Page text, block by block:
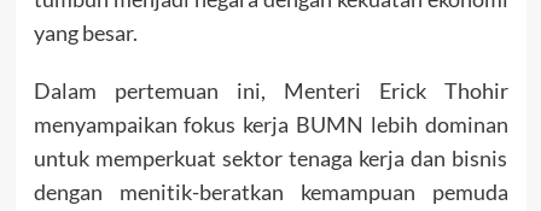
yang besar.
Dalam pertemuan ini, Menteri Erick Thohir
menyampaikan fokus kerja BUMN lebih dominan
untuk memperkuat sektor tenaga kerja dan bisnis
dengan menitik-beratkan kemampuan pemuda